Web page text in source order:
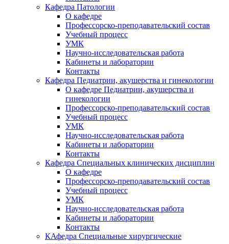
Кафедра Патологии
О кафедре
Профессорско-преподавательский состав
Учебный процесс
УМК
Научно-исследовательская работа
Кабинеты и лаборатории
Контакты
Кафедра Педиатрии, акушерства и гинекологии
О кафедре Педиатрии, акушерства и
гинекологии
Профессорско-преподавательский состав
Учебный процесс
УМК
Научно-исследовательская работа
Кабинеты и лаборатории
Контакты
Кафедра Специальных клинических дисциплин
О кафедре
Профессорско-преподавательский состав
Учебный процесс
УМК
Научно-исследовательская работа
Кабинеты и лаборатории
Контакты
КАфедра Специальные хирургические